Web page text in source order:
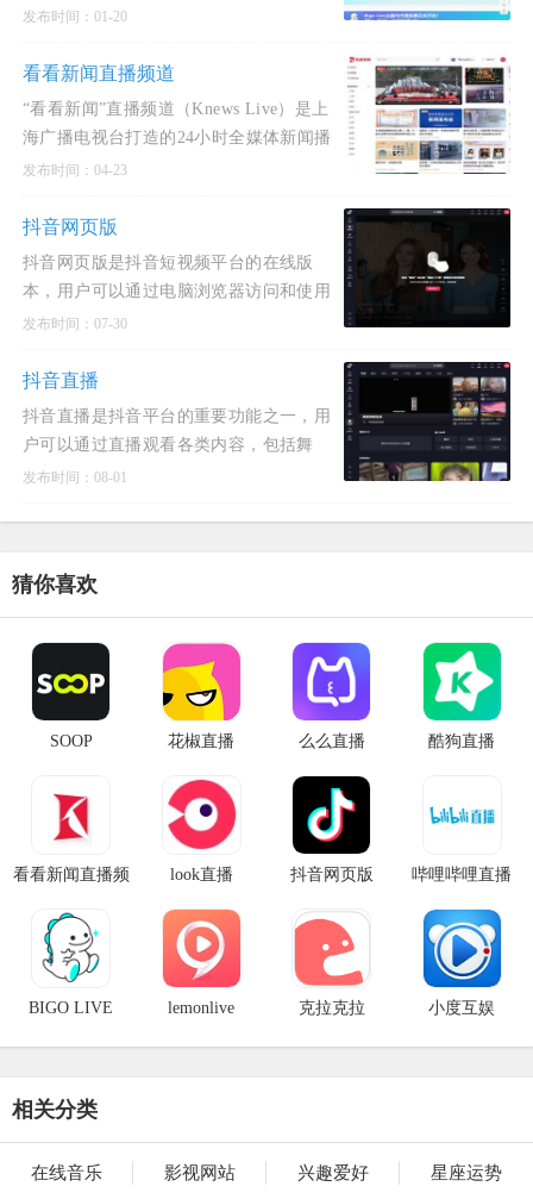
在线随机聊天交友&hellip;&hellip;百万高
LIVE 是由欢聚时代（YY
发布时间：01-20
看看新闻直播频道
“看看新闻”直播频道（Knews Live）是上
海广播电视台打造的24小时全媒体新闻播
报平台，致力于通过融合传统电视与新媒
的新闻体验。
发布时间：04-23
抖音网页版
抖音网页版是抖音短视频平台的在线版
本，用户可以通过电脑浏览器访问和使用
抖音，无需下载应用程序。它提供了与手
赞、评论、分享视频等，同时在操作界面
和视觉体验上进行了优化，以适应电
发布时间：07-30
抖音直播
抖音直播是抖音平台的重要功能之一，用
户可以通过直播观看各类内容，包括舞
蹈、音乐、游戏、健身等。直播过程中，
发布时间：08-01
猜你喜欢
SOOP 花椒直播 么么直播 酷狗直播
看看新闻直播频
look直播 抖音网页版 哔哩哔哩直播
BIGO LIVE lemonlive 克拉克拉 小度互娱
相关分类
在线音乐 影视网站 兴趣爱好 星座运势